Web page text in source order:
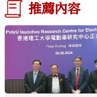
推薦內容